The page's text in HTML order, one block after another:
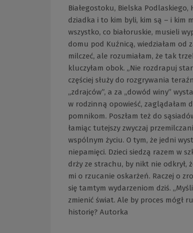
Białegostoku, Bielska Podlaskiego,
dziadka i to kim byli, kim są – i kim
wszystko, co białoruskie, musieli
domu pod Kuźnicą, wiedziałam od
milczeć, ale rozumiałam, że tak
kluczyłam obok. „Nie rozdrapuj
częściej służy do rozgrywania
„zdrajców”, a za „dowód winy”
w rodzinną opowieść, zaglądałam
pomnikom. Poszłam też do
łamiąc tutejszy zwyczaj
wspólnym życiu. O tym, że jedni
niepamięci. Dzieci siedzą razem w
drży ze strachu, by nikt nie odkrył,
mi o rzucanie oskarżeń. Raczej o
się tamtym wydarzeniom dziś.
zmienić świat. Ale by proces mógł
historię? Autorka